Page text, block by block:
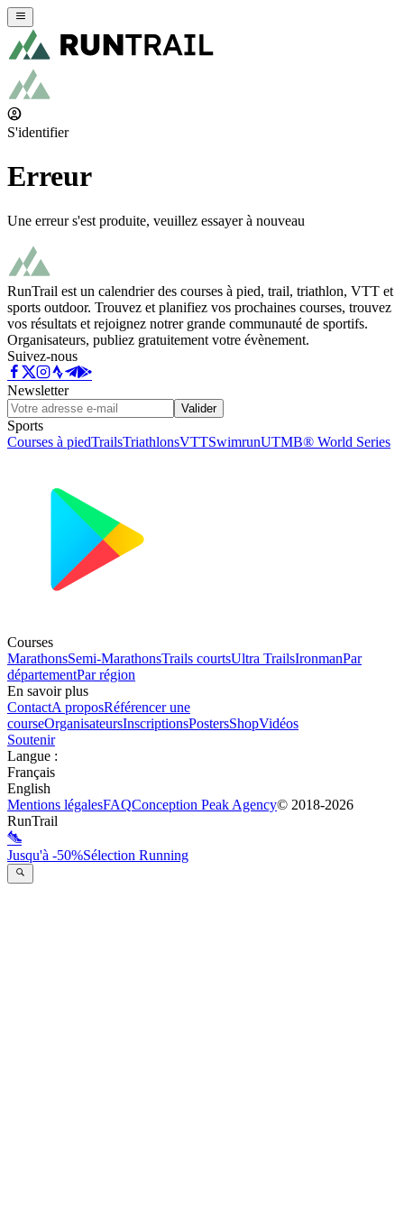
S'identifier
Erreur
Une erreur s'est produite, veuillez essayer à nouveau
RunTrail est un calendrier des courses à pied, trail, triathlon, VTT et
sports outdoor. Trouvez et planifiez vos prochaines courses, trouvez
vos résultats et rejoignez notrer grande communauté de sportifs.
Organisateurs, publiez gratuitement votre évènement.
Suivez-nous
Newsletter
Valider
Sports
Courses à piedTrailsTriathlonsVTTSwimrunUTMB® World Series
Courses
MarathonsSemi-MarathonsTrails courtsUltra TrailsIronmanPar
départementPar région
En savoir plus
ContactA proposRéférencer une
courseOrganisateursInscriptionsPostersShopVidéos
Soutenir
Langue :
Français
English
Mentions légalesFAQConception Peak Agency© 2018-2026
RunTrail
Jusqu'à -50%Sélection Running